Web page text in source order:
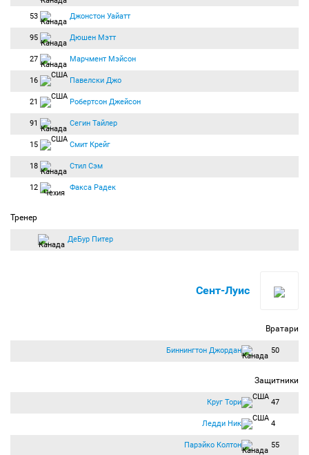
53 Джонстон Уайатт
95 Дюшен Мэтт
27 Марчмент Мэйсон
16 Павелски Джо
21 Робертсон Джейсон
91 Сегин Тайлер
15 Смит Крейг
18 Стил Сэм
12 Факса Радек
Тренер
ДеБур Питер
Сент-Луис
Вратари
Биннингтон Джордан 50
Защитники
Круг Тори 47
Ледди Ник 4
Парэйко Колтон 55